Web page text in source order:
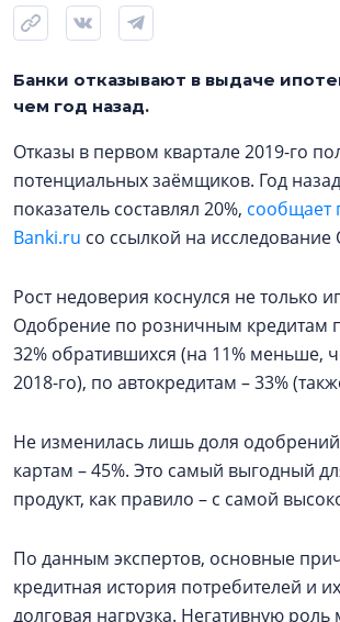
Банки отказывают в выдаче
чем год назад.
Отказы в первом квартале 2019-го
потенциальных заёмщиков. Год
показатель составлял 20%, сообщает
Banki.ru со ссылкой на исследование
Рост недоверия коснулся не только
Одобрение по розничным кредитам
32% обратившихся (на 11% меньше,
2018-го), по автокредитам – 33%
Не изменилась лишь доля
картам – 45%. Это самый выгодный
продукт, как правило – с самой
По данным экспертов, основные
кредитная история потребителей и
долговая нагрузка. Негативную роль